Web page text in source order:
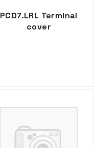
PCD7.LRL Terminal
cover